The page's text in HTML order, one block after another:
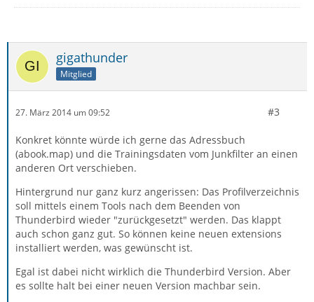
gigathunder
Mitglied
27. März 2014 um 09:52 #3
Konkret könnte würde ich gerne das Adressbuch
(abook.map) und die Trainingsdaten vom Junkfilter an einen
anderen Ort verschieben.
Hintergrund nur ganz kurz angerissen: Das Profilverzeichnis
soll mittels einem Tools nach dem Beenden von
Thunderbird wieder "zurückgesetzt" werden. Das klappt
auch schon ganz gut. So können keine neuen extensions
installiert werden, was gewünscht ist.
Egal ist dabei nicht wirklich die Thunderbird Version. Aber
es sollte halt bei einer neuen Version machbar sein.